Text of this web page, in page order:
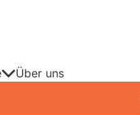
Über uns